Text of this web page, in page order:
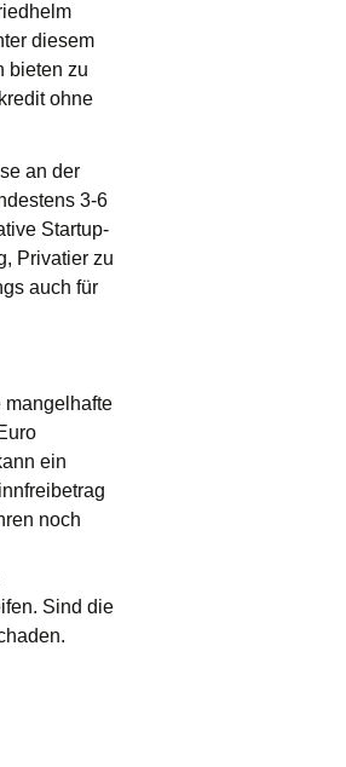
diesem
bieten zu
ohne
an der
3-6
Startup-
Privatier zu
auch für
mangelhafte
ein
noch
Sind die